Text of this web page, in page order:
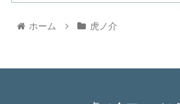
ホーム 虎ノ介